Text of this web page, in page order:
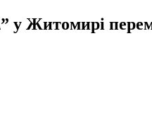
у Житомирі